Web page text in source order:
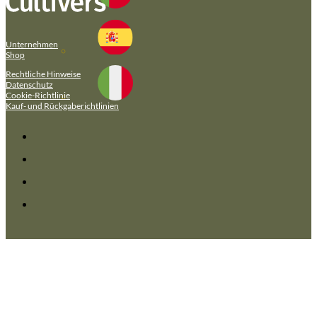
Unternehmen
Shop
Rechtliche Hinweise
Datenschutz
Cookie-Richtlinie
Kauf- und Rückgaberichtlinien